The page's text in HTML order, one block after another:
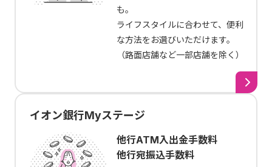
も。
ライフスタイルに合わせて、便利
な方法をお選びいただけます。
（路面店舗など一部店舗を除く）
イオン銀行Myステージ
他行ATM入出金手数料
他行宛振込手数料